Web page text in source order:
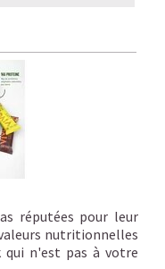
réputées pour leur
nutritionnelles
qui n'est pas à votre